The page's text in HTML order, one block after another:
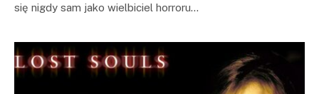
się nigdy sam jako wielbiciel horroru…